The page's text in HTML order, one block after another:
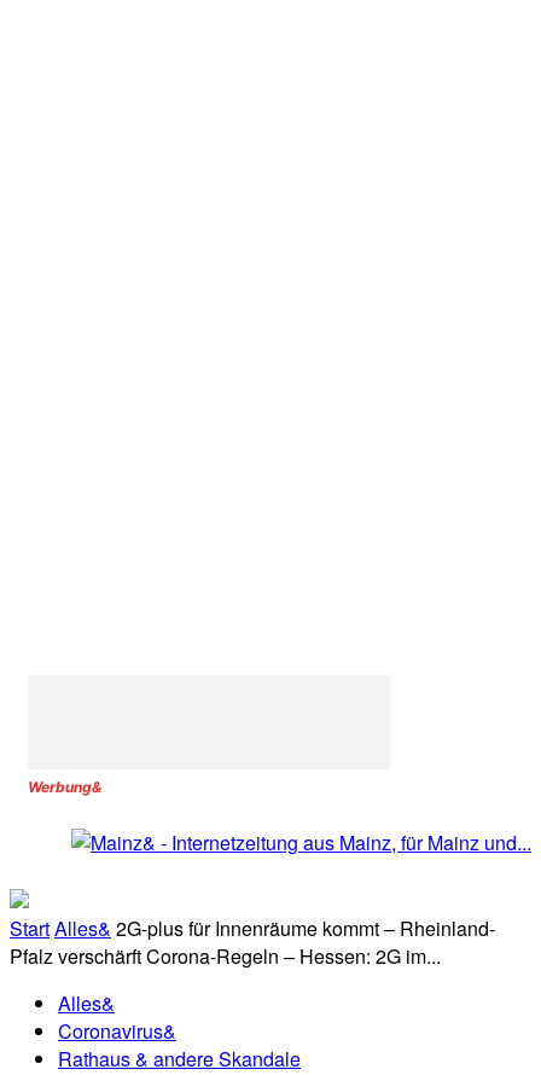
Werbung&
StartAlles& 2G-plus für Innenräume kommt – Rheinland-
Pfalz verschärft Corona-Regeln – Hessen: 2G im...
Alles&
Coronavirus&
Rathaus & andere Skandale